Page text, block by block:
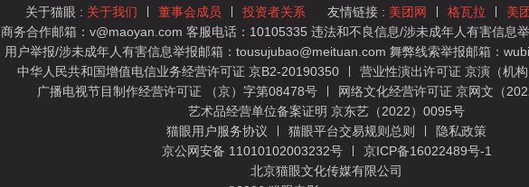
关于猫眼 : 关于我们 董事会成员 投资者关系 友情链接 : 美团网 格瓦拉 美
商务合作邮箱：v@maoyan.com 客服电话：10105335 违法和不良信息/涉未成年人有害信息
用户举报/涉未成年人有害信息举报邮箱：tousujubao@meituan.com 舞弊线索举报邮箱：
中华人民共和国增值电信业务经营许可证 京B2-20190350
营业性演出许可证 京演（机
广播电视节目制作经营许可证 （京）字第08478号
网络文化经营许可证 京网文（
艺术品经营单位备案证明 京东艺（2022）0095号
猫眼用户服务协议
猫眼平台交易规则总则
隐私政策
京公网安备 11010102003232号
京ICP备16022489号-1
北京猫眼文化传媒有限公司